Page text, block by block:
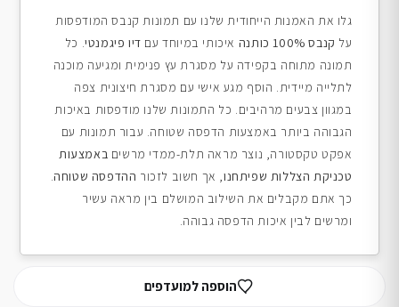
גלו את האמנות הייחודית שלנו עם תמונות קנבס המודפסות
על קנבס 100% כותנה איכותי במיוחד עם דיו פיגמנטי. כל
תמונה מתוחה בקפידה על מסגרת עץ פנימית ומגיעה מוכנה
לתלייה מיידית. הוסף מגע אישי עם מסגרת חיצונית צפה
במגוון צבעים מרהיבים. כל התמונות שלנו מודפסות באיכות
הגבוהה ביותר באמצעות הדפסה שטוחה. עבור תמונות עם
אפקט טקסטורה, נוצר מראה תלת-ממדי מרשים באמצעות
טכניקת הצללות שפיתחנו, אך חשוב לזכור ההדפסה שטוחה.
כך אתם מקבלים את השילוב המושלם בין מראה עשיר
ומרשים לבין איכות הדפסה גבוהה.
הוספה למועדפים